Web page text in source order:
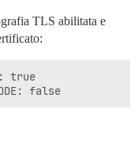
TLS abilitata e
true